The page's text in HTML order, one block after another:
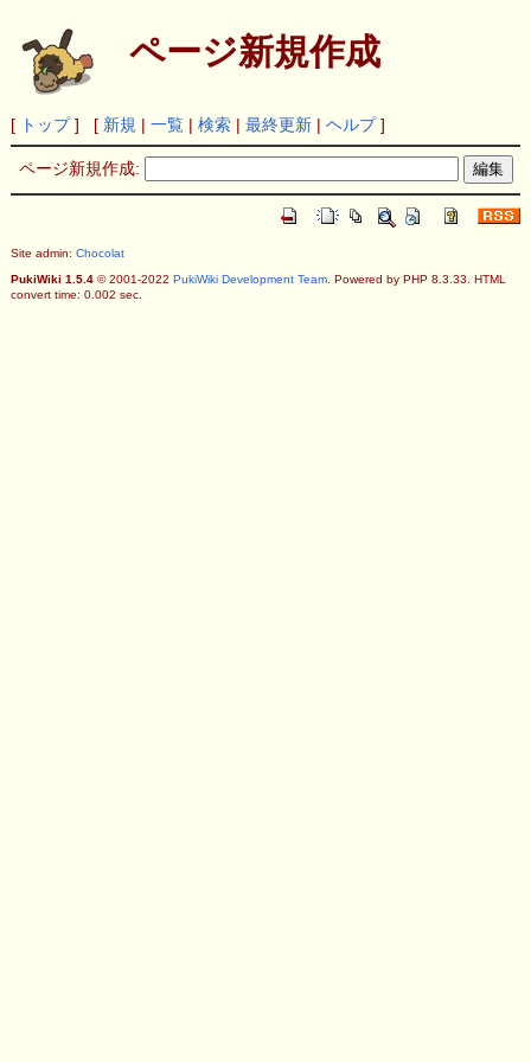
ページ新規作成
[ トップ] [ 新規 | 一覧| 検索| 最終更新| ヘルプ]
ページ新規作成:
Site admin: Chocolat
PukiWiki 1.5.4© 2001-2022 PukiWiki Development Team. Powered by PHP 8.3.33. HTML
convert time: 0.002 sec.